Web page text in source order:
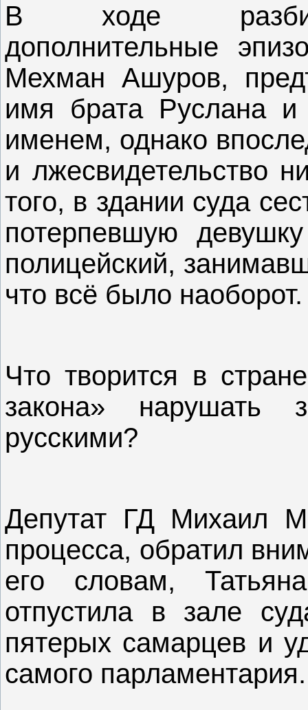
В ходе
дополнительные
Мехман Ашуров,
имя брата Руслана
именем, однако
и лжесвидетельство
того, в здании суда
потерпевшую
полицейский,
что всё было наоборот.
Что творится в
закона» нарушать
русскими?
Депутат ГД Михаил
процесса, обратил
его словам,
отпустила в зале
пятерых самарцев и
самого парламентария.